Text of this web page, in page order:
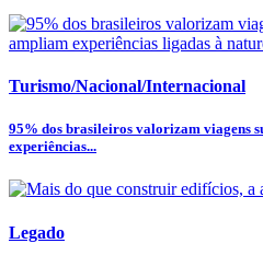
Turismo/Nacional/Internacional
95% dos brasileiros valorizam viagens
experiências...
Legado